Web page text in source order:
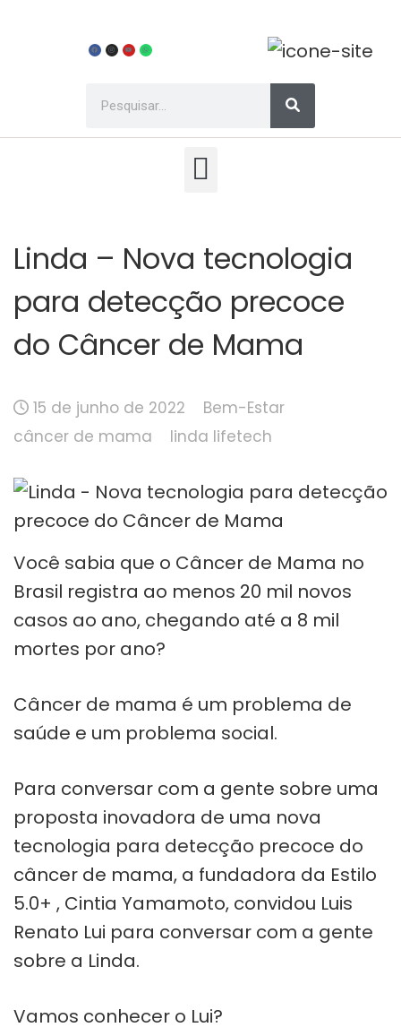
Linda – Nova tecnologia
para detecção precoce
do Câncer de Mama
15 de junho de 2022
Bem-Estar
câncer de mama
linda lifetech
Você sabia que o Câncer de Mama no
Brasil registra ao menos 20 mil novos
casos ao ano, chegando até a 8 mil
mortes por ano?
Câncer de mama é um problema de
saúde e um problema social.
Para conversar com a gente sobre uma
proposta inovadora de uma nova
tecnologia para detecção precoce do
câncer de mama, a fundadora da Estilo
5.0+ , Cintia Yamamoto, convidou Luis
Renato Lui para conversar com a gente
sobre a Linda.
Vamos conhecer o Lui?